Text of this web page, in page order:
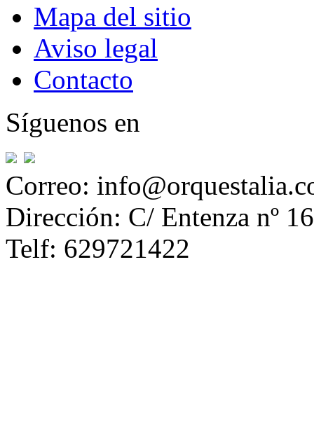
Mapa del sitio
Aviso legal
Contacto
Síguenos en
Correo:
Dirección: C/ Entenza nº
Telf: 629721422